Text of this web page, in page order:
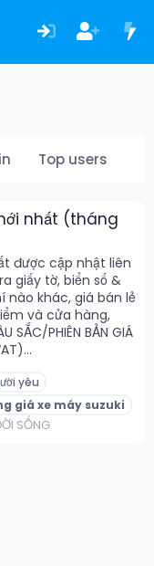
Top users
nhất (tháng
được cập nhật liên
giấy tờ, biển số &
nào khác, giá bán lẻ
và cửa hàng,
SẮC/PHIÊN BẢN GIÁ
yêu
giá xe máy suzuki
SỐNG